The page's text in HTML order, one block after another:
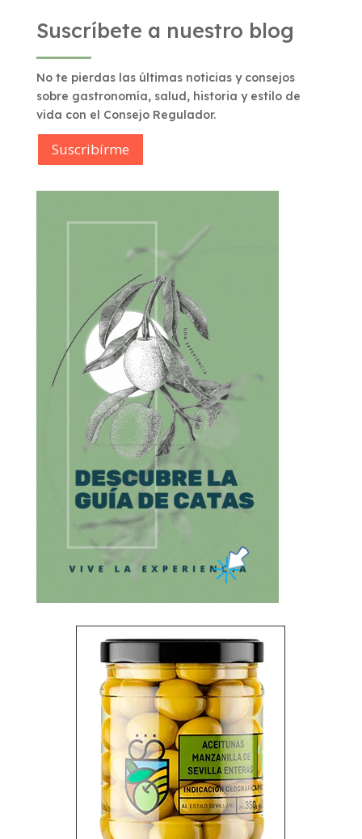
Suscríbete a nuestro blog
No te pierdas las últimas noticias y consejos
sobre gastronomía, salud, historia y estilo de
vida con el Consejo Regulador.
Suscribírme